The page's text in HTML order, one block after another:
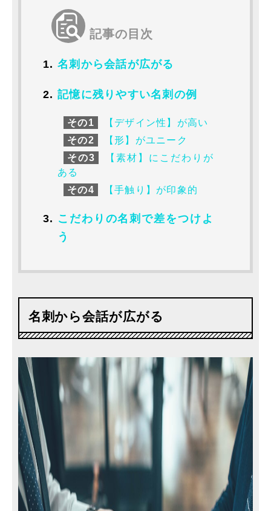
記事の目次
名刺から会話が広がる
記憶に残りやすい名刺の例
その1
【デザイン性】が高い
その2
【形】がユニーク
その3
【素材】にこだわりが
ある
その4
【手触り】が印象的
こだわりの名刺で差をつけよ
う
名刺から会話が広がる